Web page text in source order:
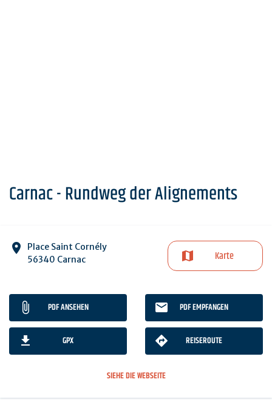
Carnac - Rundweg der Alignements
Place Saint Cornély
56340 Carnac
Karte
PDF ANSEHEN PDF EMPFANGEN
GPX REISEROUTE
SIEHE DIE WEBSEITE